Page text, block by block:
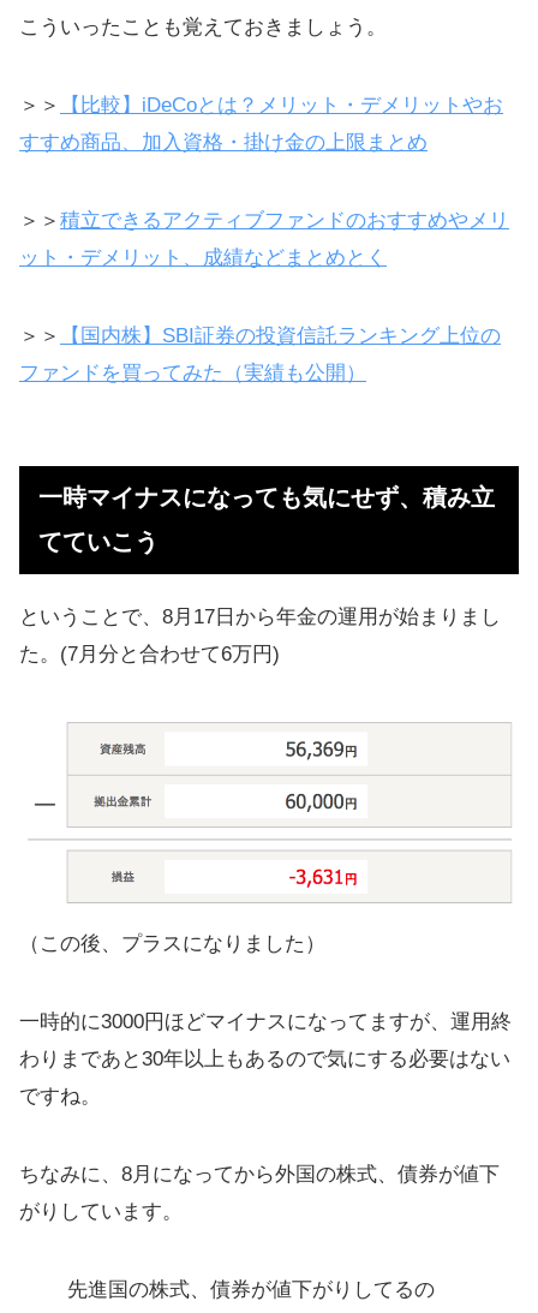
こういったことも覚えておきましょう。
＞＞
【比較】iDeCoとは？メリット・デメリットやお
すすめ商品、加入資格・掛け金の上限まとめ
＞＞ 積立できるアクティブファンドのおすすめやメリ
ット・デメリット、成績などまとめとく
＞＞
【国内株】SBI証券の投資信託ランキング上位の
ファンドを買ってみた（実績も公開）
一時マイナスになっても気にせず、積み立
てていこう
ということで、8月17日から年金の運用が始まりまし
た。(7月分と合わせて6万円)
（この後、プラスになりました）
一時的に3000円ほどマイナスになってますが、運用終
わりまであと30年以上もあるので気にする必要はない
ですね。
ちなみに、8月になってから外国の株式、債券が値下
がりしています。
先進国の株式、債券が値下がりしてるの